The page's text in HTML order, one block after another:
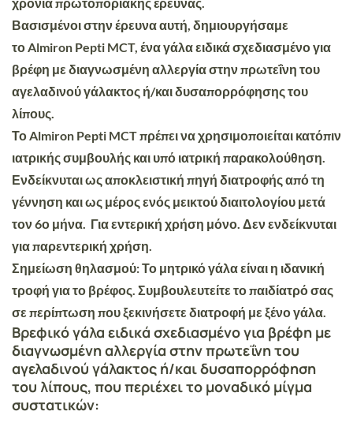
Βασισμένοι στην έρευνα αυτή, δημιουργήσαμε
το Almiron Pepti MCT, ένα γάλα ειδικά σχεδιασμένο για
βρέφη με διαγνωσμένη αλλεργία στην πρωτεΐνη του
αγελαδινού γάλακτος ή/και δυσαπορρόφησης του
λίπους.
Το Almiron Pepti MCTπρέπει να χρησιμοποιείται κατόπιν
ιατρικής συμβουλής και υπό ιατρική παρακολούθηση.
Ενδείκνυται ως αποκλειστική πηγή διατροφής από τη
γέννηση και ως μέρος ενός μεικτού διαιτολογίου μετά
τον 6ο μήνα. Για εντερική χρήση μόνο. Δεν ενδείκνυται
για παρεντερική χρήση.
Σημείωση θηλασμού: Το μητρικό γάλα είναι η ιδανική
τροφή για το βρέφος. Συμβουλευτείτε το παιδίατρό σας
σε περίπτωση που ξεκινήσετε διατροφή με ξένο γάλα.
Βρεφικό γάλα ειδικά σχεδιασμένο για βρέφη με
διαγνωσμένη αλλεργία στην πρωτεΐνη του
αγελαδινού γάλακτος ή/και δυσαπορρόφηση
του λίπους, που περιέχει το μοναδικό μίγμα
συστατικών: